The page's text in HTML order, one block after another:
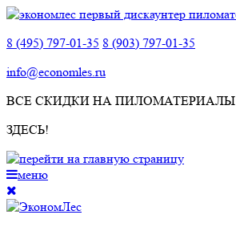
8 (495) 797-01-35 8 (903) 797-01-35
info@economles.ru
ВСЕ СКИДКИ НА ПИЛОМАТЕРИАЛЫ
ЗДЕСЬ!
меню